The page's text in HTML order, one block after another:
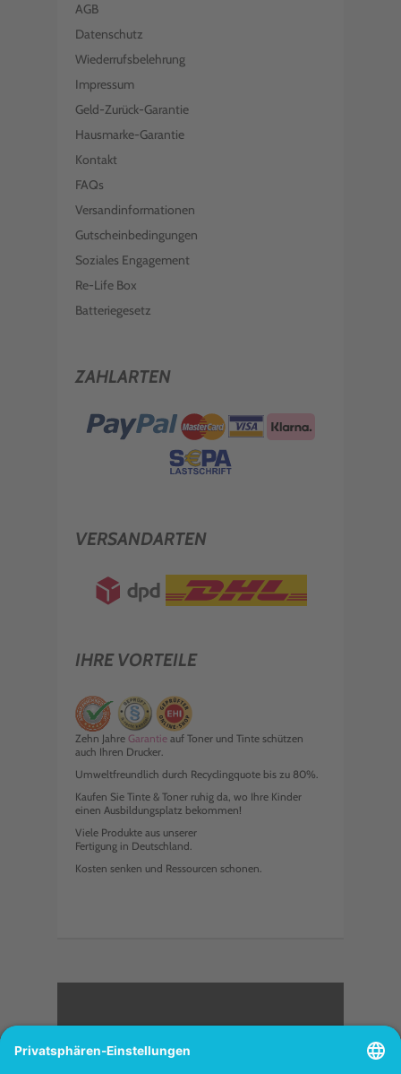
AGB
Datenschutz
Wiederrufsbelehrung
Impressum
Geld-Zurück-Garantie
Hausmarke-Garantie
Kontakt
FAQs
Versandinformationen
Gutscheinbedingungen
Soziales Engagement
Re-Life Box
Batteriegesetz
ZAHLARTEN
VERSANDARTEN
IHRE VORTEILE
Zehn Jahre Garantie auf Toner und Tinte schützen
auch Ihren Drucker.
Umweltfreundlich durch Recyclingquote bis zu 80%.
Kaufen Sie Tinte & Toner ruhig da, wo Ihre Kinder
einen Ausbildungsplatz bekommen!
Viele Produkte aus unserer
Fertigung in Deutschland.
Kosten senken und Ressourcen schonen.
<